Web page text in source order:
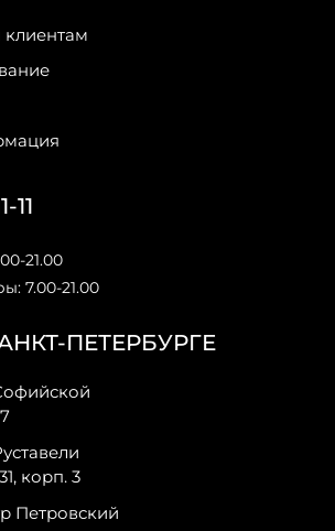
ПЕТЕРБУРГЕ
корп. 3
Петровский
11
21.00
7.00-21.00